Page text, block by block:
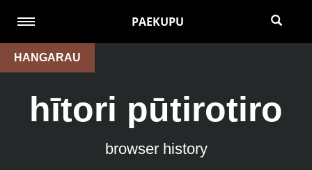
PAEKUPU
HANGARAU
hītori pūtirotiro
browser history